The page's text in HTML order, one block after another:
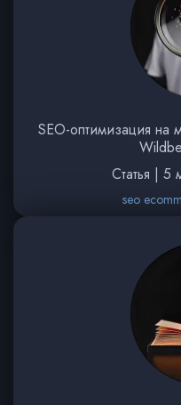
SEO-оптимизация на
Статья | 5
seo